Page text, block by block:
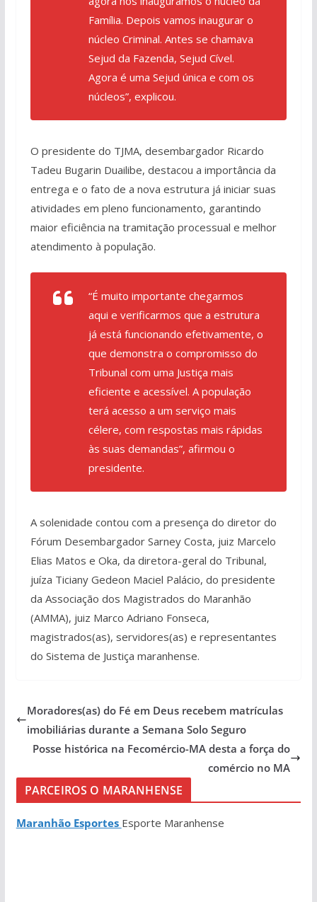
Família. Depois vamos inaugurar o
núcleo Criminal. Antes se chamava
Sejud da Fazenda, Sejud Cível.
Agora é uma Sejud única e com os
núcleos”, explicou.
O presidente do TJMA, desembargador Ricardo
Tadeu Bugarin Duailibe, destacou a importância da
entrega e o fato de a nova estrutura já iniciar suas
atividades em pleno funcionamento, garantindo
maior eficiência na tramitação processual e melhor
atendimento à população.
“É muito importante chegarmos
aqui e verificarmos que a estrutura
já está funcionando efetivamente, o
que demonstra o compromisso do
Tribunal com uma Justiça mais
eficiente e acessível. A população
terá acesso a um serviço mais
célere, com respostas mais rápidas
às suas demandas”, afirmou o
presidente.
A solenidade contou com a presença do diretor do
Fórum Desembargador Sarney Costa, juiz Marcelo
Elias Matos e Oka, da diretora-geral do Tribunal,
juíza Ticiany Gedeon Maciel Palácio, do presidente
da Associação dos Magistrados do Maranhão
(AMMA), juiz Marco Adriano Fonseca,
magistrados(as), servidores(as) e representantes
do Sistema de Justiça maranhense.
Moradores(as) do Fé em Deus recebem matrículas
imobiliárias durante a Semana Solo Seguro
Posse histórica na Fecomércio-MA desta a força do
comércio no MA
PARCEIROS O MARANHENSE
Maranhão Esportes Esporte Maranhense